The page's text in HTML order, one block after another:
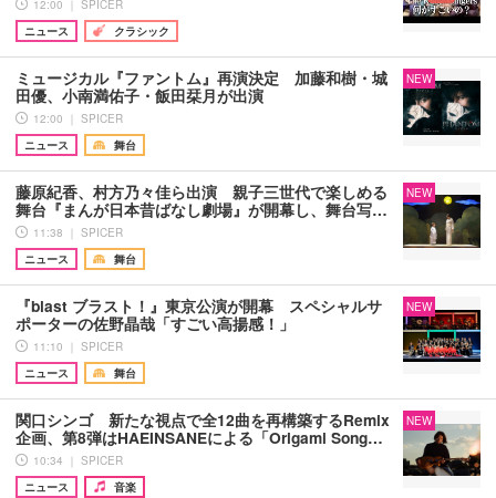
12:00 ｜ SPICER
ニュース
クラシック
ミュージカル『ファントム』再演決定 加藤和樹・城
田優、小南満佑子・飯田栞月が出演
12:00 ｜ SPICER
ニュース
舞台
NEW
藤原紀香、村方乃々佳ら出演 親子三世代で楽しめる
舞台『まんが日本昔ばなし劇場』が開幕し、舞台写…
11:38 ｜ SPICER
ニュース
舞台
NEW
『blast ブラスト！』東京公演が開幕 スペシャルサ
ポーターの佐野晶哉「すごい高揚感！」
11:10 ｜ SPICER
ニュース
舞台
NEW
関口シンゴ 新たな視点で全12曲を再構築するRemix
企画、第8弾はHAEINSANEによる「Origami Song…
10:34 ｜ SPICER
ニュース
音楽
NEW